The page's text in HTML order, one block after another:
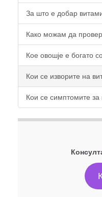
За што е добар
Како можам да
Кое овошје е богато
Кои се изворите на
Кои се симптомите